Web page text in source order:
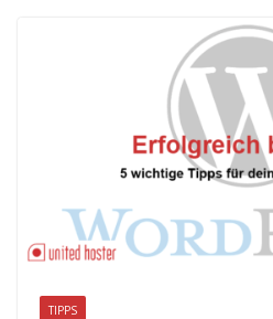
TIPPS